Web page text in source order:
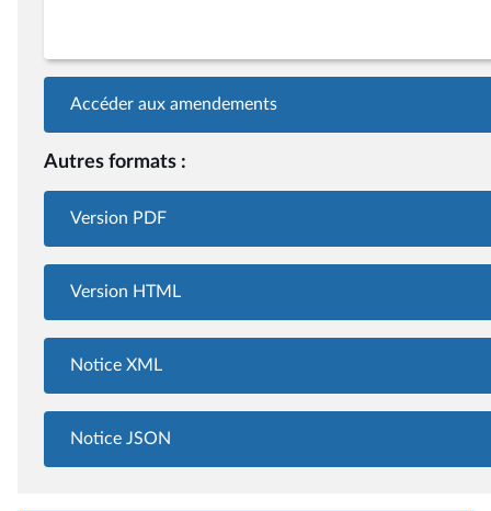
Accéder aux amendements
Autres formats :
Version PDF
Version HTML
Notice XML
Notice JSON